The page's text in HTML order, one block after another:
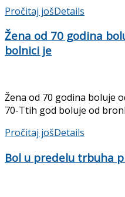
Pročitaj jošDetails
Žena od 70 godina
bolnici je
Žena od 70 godina boluje
70-Ttih god boluje od
Pročitaj jošDetails
Bol u predelu trbuha